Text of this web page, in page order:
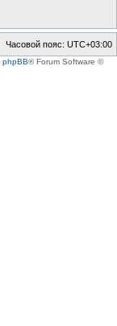
Часовой пояс: UTC+03:00
phpBB® Forum Software ©